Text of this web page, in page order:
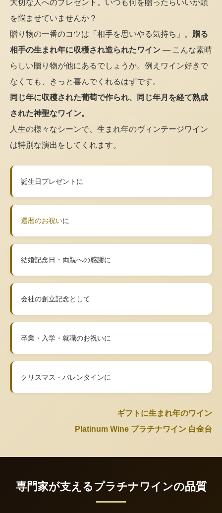
大切な人へのプレゼント。いつも何を贈ったらいいか頭
を悩ませていませんか？
贈り物の一番のコツは「相手を思いやる気持ち」。 贈る
相手の生まれ年に収穫され造られたワイン — こんな素晴
らしい贈り物が他にあるでしょうか。例えワイン好きで
なくても、きっと喜んでくれるはずです。
同じ年に収穫された葡萄で作られ、同じ年月を経て熟成
された神聖なワイン。
人生の様々なシーンで、生まれ年のヴィンテージワイン
は特別な演出をしてくれます。
誕生日プレゼントに
還暦のお祝いに
結婚記念日・両親への感謝に
会社の創立記念として
卒業・入学・就職のお祝いに
クリスマス・バレンタインに
ギフトに生まれ年のワイン
Platinum Wine プラチナワイン 白金台
専門家が支えるプラチナワインの品質